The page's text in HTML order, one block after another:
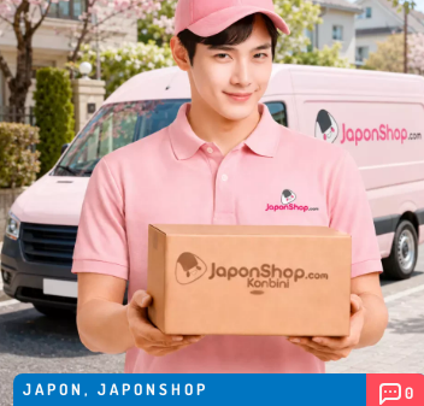
JAPON , JAPONSHOP 0